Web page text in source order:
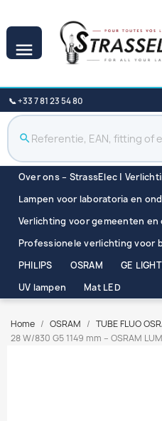

📞 +33 7 81 23 54 80
search
Over ons – StrassElec |
Lampen voor laboratoria en
Verlichting voor gemeenten en
Professionele verlichting voor
PHILIPS
OSRAM GE
UV lampen
Mat LED
Home OSRAM TUBE FLUO
28 W/830 G5 1149 mm – OSRAM